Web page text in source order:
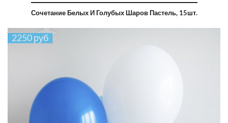
Сочетание Белых И Голубых Шаров Пастель, 15шт.
2250 руб